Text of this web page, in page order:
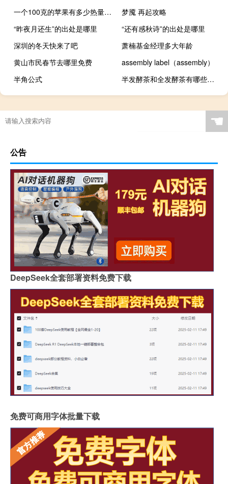
一个100克的苹果有多少热量庄园
梦魇 再起攻略
“昨夜月还生”的出处是哪里
“还有感秋诗”的出处是哪里
深圳的冬天快来了吧
萧楠基金经理多大年龄
黄山市民春节去哪里免费
assembly label（assembly）
半角公式
半发酵茶和全发酵茶有哪些区别
☚
公告
DeepSeek全套部署资料免费下载
免费可商用字体批量下载